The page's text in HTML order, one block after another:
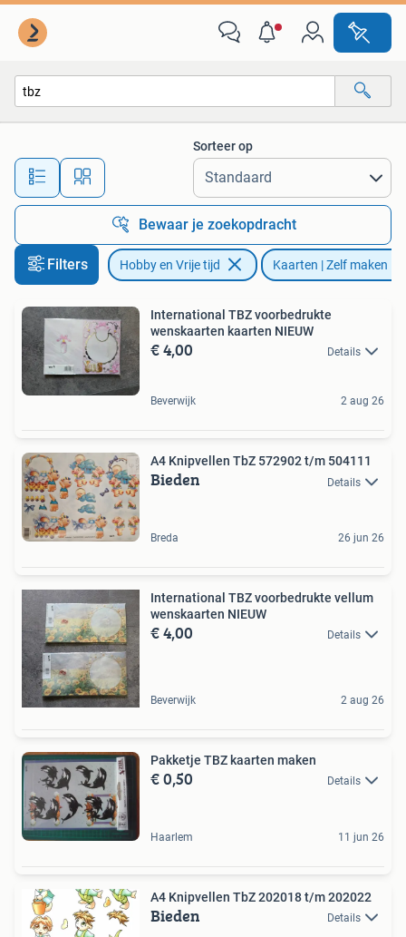
Alle afstanden…
Sorteer op
Bewaar je zoekopdracht
Filters Hobby en Vrije tijd Kaarten | Zelf maken
International TBZ voorbedrukte
wenskaarten kaarten NIEUW
€ 4,00 Details
Beverwijk 2 aug 26
A4 Knipvellen TbZ 572902 t/m 504111
Bieden Details
Breda 26 jun 26
International TBZ voorbedrukte vellum
wenskaarten NIEUW
€ 4,00 Details
Beverwijk 2 aug 26
Pakketje TBZ kaarten maken
€ 0,50 Details
Haarlem 11 jun 26
A4 Knipvellen TbZ 202018 t/m 202022
Bieden Details